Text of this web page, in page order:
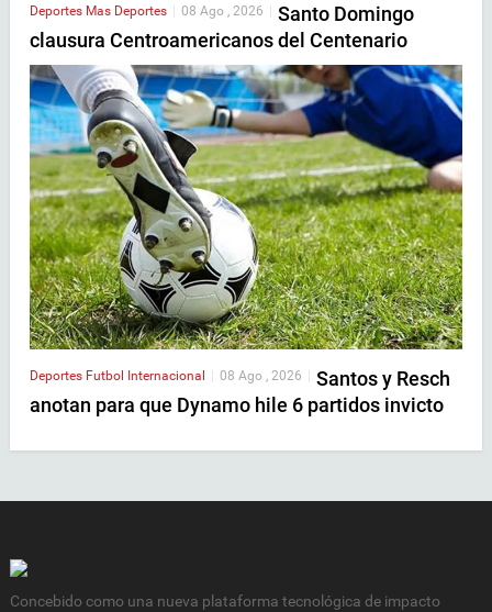
Deportes Mas Deportes | 08 Ago , 2026 | Santo Domingo
clausura Centroamericanos del Centenario
Deportes Futbol Internacional 08 Ago , 2026
Santos y Resch
anotan para que Dynamo hile 6 partidos invicto
Concebido como una nueva plataforma tecnológica de impacto